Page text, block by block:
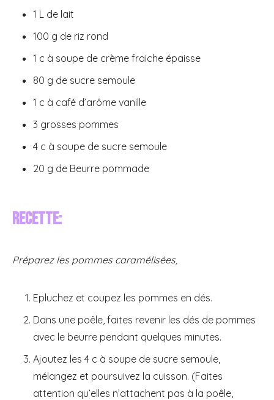
1 L de lait
100 g de riz rond
1 c à soupe de crème fraiche épaisse
80 g de sucre semoule
1 c à café d’arôme vanille
3 grosses pommes
4 c à soupe de sucre semoule
20 g de Beurre pommade
Recette:
Préparez les pommes caramélisées,
Epluchez et coupez les pommes en dés.
Dans une poêle, faites revenir les dés de pommes
avec le beurre pendant quelques minutes.
Ajoutez les 4 c à soupe de sucre semoule,
mélangez et poursuivez la cuisson. (Faites
attention qu’elles n’attachent pas à la poêle,